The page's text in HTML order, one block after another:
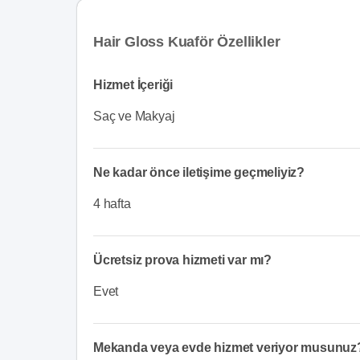
Hair Gloss Kuaför Özellikler
Hizmet İçeriği
Saç ve Makyaj
Ne kadar önce iletişime geçmeliyiz?
4 hafta
Ücretsiz prova hizmeti var mı?
Evet
Mekanda veya evde hizmet veriyor